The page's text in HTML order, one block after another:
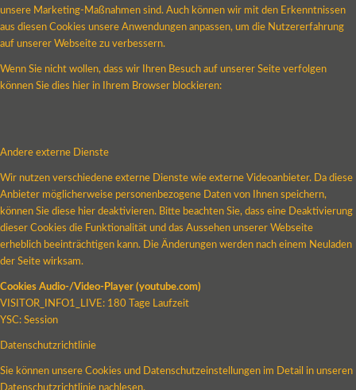
unsere Marketing-Maßnahmen sind. Auch können wir mit den Erkenntnissen
aus diesen Cookies unsere Anwendungen anpassen, um die Nutzererfahrung
auf unserer Webseite zu verbessern.
Wenn Sie nicht wollen, dass wir Ihren Besuch auf unserer Seite verfolgen
können Sie dies hier in Ihrem Browser blockieren:
Andere externe Dienste
Wir nutzen verschiedene externe Dienste wie externe Videoanbieter. Da diese
Anbieter möglicherweise personenbezogene Daten von Ihnen speichern,
können Sie diese hier deaktivieren. Bitte beachten Sie, dass eine Deaktivierung
dieser Cookies die Funktionalität und das Aussehen unserer Webseite
erheblich beeinträchtigen kann. Die Änderungen werden nach einem Neuladen
der Seite wirksam.
Cookies Audio-/Video-Player (youtube.com)
VISITOR_INFO1_LIVE: 180 Tage Laufzeit
YSC: Session
Datenschutzrichtlinie
Sie können unsere Cookies und Datenschutzeinstellungen im Detail in unseren